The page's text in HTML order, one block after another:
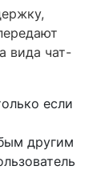
вида чат-
если
другим